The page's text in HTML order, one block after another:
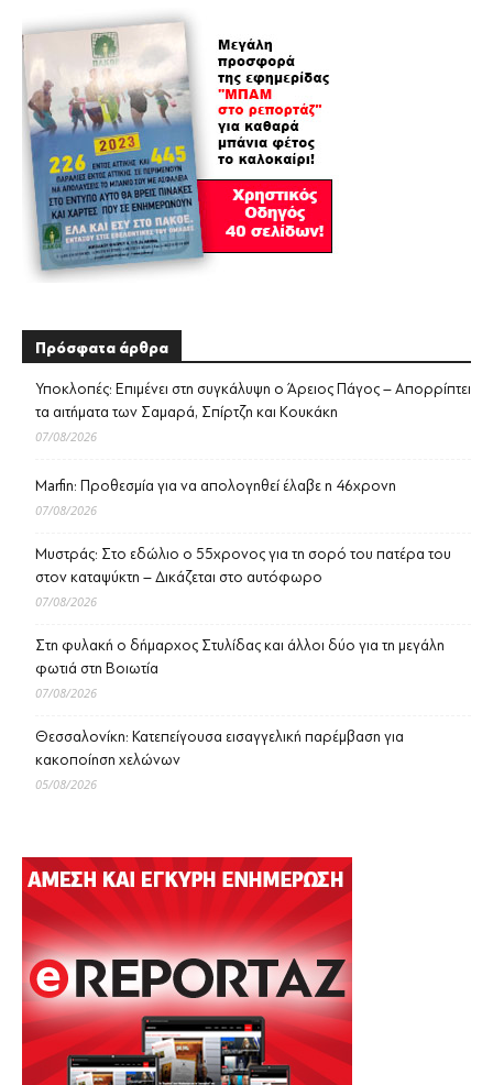
Πρόσφατα άρθρα
Υποκλοπές: Επιμένει στη συγκάλυψη ο Άρειος Πάγος – Απορρίπτει
τα αιτήματα των Σαμαρά, Σπίρτζη και Κουκάκη
07/08/2026
Marfin: Προθεσμία για να απολογηθεί έλαβε η 46χρονη
07/08/2026
Μυστράς: Στο εδώλιο ο 55χρονος για τη σορό του πατέρα του
στον καταψύκτη – Δικάζεται στο αυτόφωρο
07/08/2026
Στη φυλακή ο δήμαρχος Στυλίδας και άλλοι δύο για τη μεγάλη
φωτιά στη Βοιωτία
07/08/2026
Θεσσαλονίκη: Κατεπείγουσα εισαγγελική παρέμβαση για
κακοποίηση χελώνων
05/08/2026